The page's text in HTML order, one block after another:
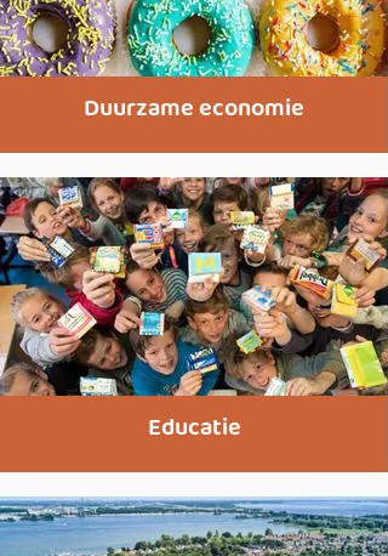
Duurzame economie
Educatie